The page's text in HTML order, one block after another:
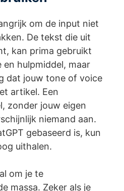
om de input niet
De tekst die uit
kan prima gebruikt
hulpmiddel, maar
dat jouw tone of voice
artikel. Een
zonder jouw eigen
niemand aan.
gebaseerd is, kun
uithalen.
om je te
massa. Zeker als je